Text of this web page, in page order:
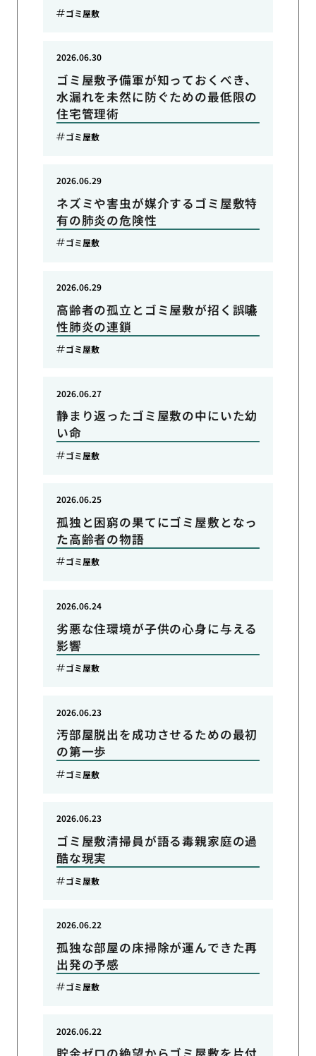
ゴミ屋敷
ゴミ屋敷予備軍が知っておくべき、
水漏れを未然に防ぐための最低限の
住宅管理術
2026.06.30
ゴミ屋敷
ネズミや害虫が媒介するゴミ屋敷特
有の肺炎の危険性
2026.06.29
ゴミ屋敷
高齢者の孤立とゴミ屋敷が招く誤嚥
性肺炎の連鎖
2026.06.29
ゴミ屋敷
静まり返ったゴミ屋敷の中にいた幼
い命
2026.06.27
ゴミ屋敷
孤独と困窮の果てにゴミ屋敷となっ
た高齢者の物語
2026.06.25
ゴミ屋敷
劣悪な住環境が子供の心身に与える
影響
2026.06.24
ゴミ屋敷
汚部屋脱出を成功させるための最初
の第一歩
2026.06.23
ゴミ屋敷
ゴミ屋敷清掃員が語る毒親家庭の過
酷な現実
2026.06.23
ゴミ屋敷
孤独な部屋の床掃除が運んできた再
出発の予感
2026.06.22
ゴミ屋敷
2026.06.22